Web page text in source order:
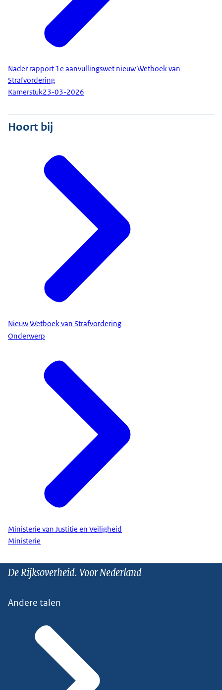
Nader rapport 1e aanvullingswet nieuw Wetboek van
Strafvordering
Kamerstuk23-03-2026
Hoort bij
Nieuw Wetboek van Strafvordering
Onderwerp
Ministerie van Justitie en Veiligheid
Ministerie
De Rijksoverheid. Voor Nederland
Andere talen